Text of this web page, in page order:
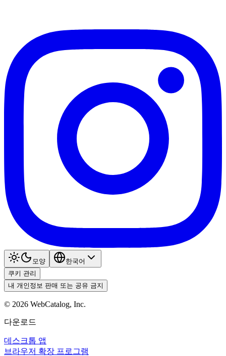
모양
한국어
쿠키 관리
내 개인정보 판매 또는 공유 금지
© 2026 WebCatalog, Inc.
다운로드
데스크톱 앱
브라우저 확장 프로그램